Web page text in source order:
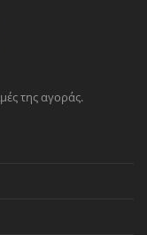
της αγοράς.